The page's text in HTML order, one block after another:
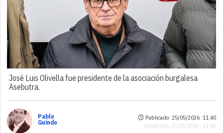
José Luis Olivella fue presidente de la asociación burgalesa
Asebutra.
Pablo
Guindo
Publicado: 25/05/2026 ·11:40
Actualizado: 25/05/2026 · 11:40